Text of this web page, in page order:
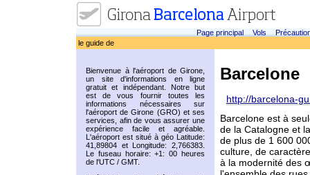
Page principal Vols
le guide de
Bienvenue à l'aéroport de Girone,
un site d'informations en ligne
gratuit et indépendant. Notre but
est de vous fournir toutes les
informations nécessaires sur
l'aéroport de Girone (GRO) et ses
services, afin de vous assurer une
expérience facile et agréable.
L'aéroport est situé à géo Latitude:
41,89804 et Longitude: 2,766383.
Le fuseau horaire: +1: 00 heures
de l'UTC / GMT.
Barcelone
http://barcelona-
Barcelone est à
de la Catalogne et
de plus de 1 600
culture, de
à la modernité des